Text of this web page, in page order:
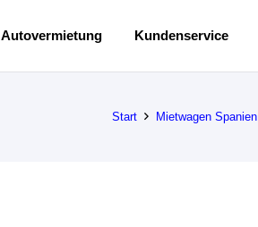
Autovermietung Kundenservice
Start Mietwagen Spanien